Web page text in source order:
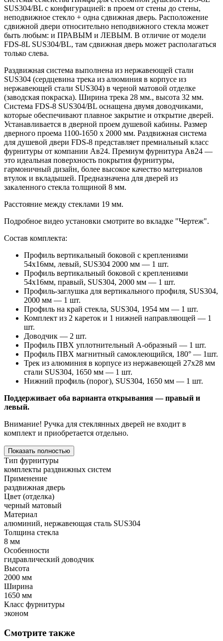
SUS304/BL с конфигурацией: в проем от стены до стены,
неподвижное стекло + одна сдвижная дверь. Расположение
сдвижной двери относительно неподвижного стекла может
быть любым: и ПРАВЫМ и ЛЕВЫМ. В отличие от модели
FDS-8L SUS304/BL, там сдвижная дверь может располагаться
только слева.
Раздвижная система выполнена из нержавеющей стали
SUS304 (сердцевина трека из алюминия в корпусе из
нержавеющей стали SUS304) в черной матовой отделке
(заводская покраска). Ширина трека 28 мм., высота 32 мм.
Система FDS-8 SUS304/BL оснащена двумя доводчиками,
которые обеспечивают плавное закрытие и открытие дверей.
Устанавливается в дверной проем душевой кабины. Размер
дверного проема 1100-1650 х 2000 мм. Раздвижная система
для душевой двери FDS-8 представляет премиальный класс
фурнитуры от компании Ав24. Премиум фурнитура Ав24 —
это идеальная поверхность покрытия фурнитуры,
гармоничный дизайн, более высокое качество материалов
втулок и вкладышей. Предназначена для дверей из
закаленного стекла толщиной 8 мм.
Расстояние между стеклами 19 мм.
Подробное видео установки смотрите во вкладке "Чертеж".
Состав комплекта:
Профиль вертикальный боковой с креплениями
54x16мм, левый, SUS304 2000 мм — 1 шт.
Профиль вертикальный боковой c креплениями
54x16мм, правый, SUS304, 2000 мм — 1 шт.
Профиль-заглушка для вертикального профиля, SUS304,
2000 мм — 1 шт.
Профиль на край стекла, SUS304, 1954 мм — 1 шт.
Комплект из 2 кареток и 1 нижней направляющей — 1
шт.
Доводчик — 2 шт.
Профиль ПВХ уплотнительный А-образный — 1 шт.
Профиль ПВХ магнитный самоклеющийся, 180° — 1шт.
Трек из алюминия в корпусе из нержавеющей 27х28 мм
стали SUS304, 1650 мм — 1 шт.
Нижний профиль (порог), SUS304, 1650 мм — 1 шт.
Поддерживает оба варианта открывания — правый и
левый.
Внимание! Ручка для стеклянных дверей не входит в
комплект и приобретается отдельно.
Показать полностью
Тип фурнитуры
комплекты раздвижных систем
Применение
раздвижная дверь
Цвет (отделка)
черный матовый
Материал
алюминий, нержавеющая сталь SUS304
Толщина стекла
8 мм
Особенности
гидравлический доводчик
Высота
2000 мм
Ширина
1650 мм
Класс фурнитуры
эконом
Смотрите также